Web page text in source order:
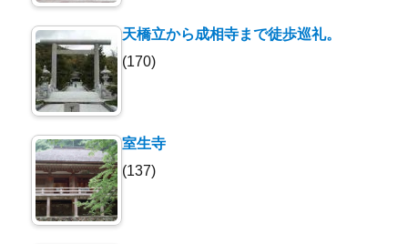
天橋立から成相寺まで徒歩巡礼。
(170)
室生寺
(137)